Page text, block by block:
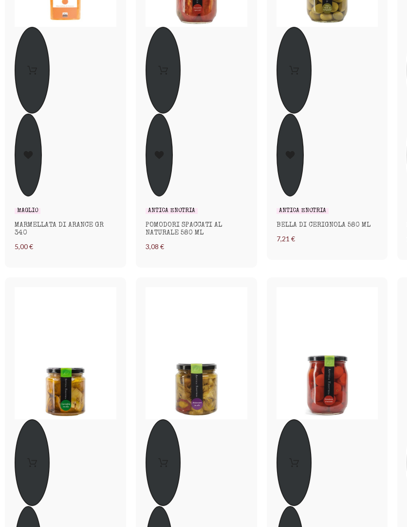
MAGLIO
MARMELLATA DI ARANCE GR
340
5,00 €
ANTICA ENOTRIA
POMODORI SPACCATI AL
NATURALE 580 ML
3,08 €
ANTICA ENOTRIA
BELLA DI CERIGNOLA 580 ML
7,21 €